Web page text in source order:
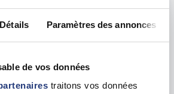
Détails Paramètres des annonces
de vos données
traitons vos données
06800 Cagnes-sur-Mer
les dates de tests